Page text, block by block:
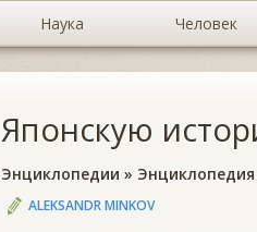
Наука Человек
Японскую
Энциклопедии »
ALEKSANDR MINKOV